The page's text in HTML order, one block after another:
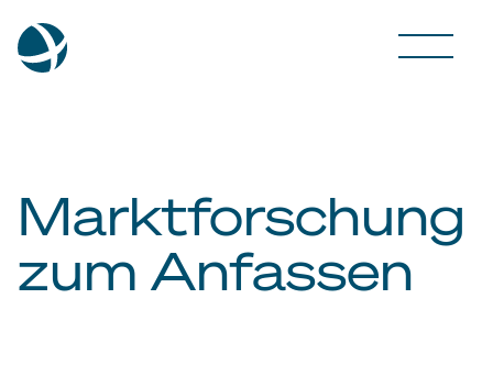
Marktforschung
zum Anfassen